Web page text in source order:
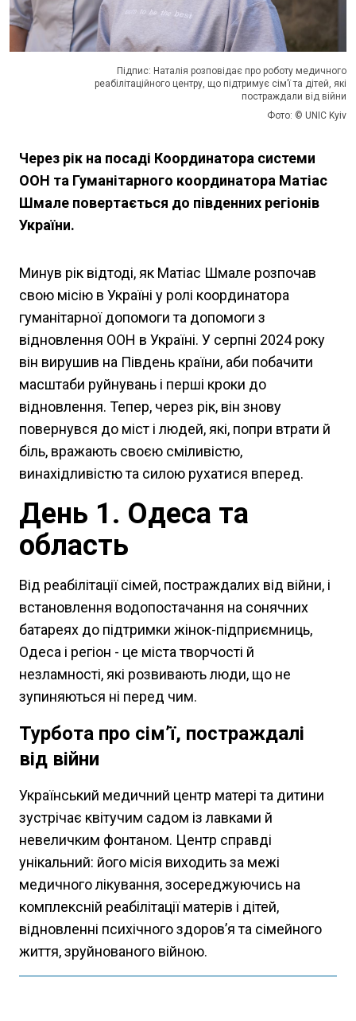
Підпис: Наталія розповідає про роботу медичного
реабілітаційного центру, що підтримує сім’ї та дітей, які
постраждали від війни
Фото: © UNIC Kyiv
Через рік на посаді Координатора системи
ООН та Гуманітарного координатора Матіас
Шмале повертається до південних регіонів
України.
Минув рік відтоді, як Матіас Шмале розпочав
свою місію в Україні у ролі координатора
гуманітарної допомоги та допомоги з
відновлення ООН в Україні. У серпні 2024 року
він вирушив на Південь країни, аби побачити
масштаби руйнувань і перші кроки до
відновлення. Тепер, через рік, він знову
повернувся до міст і людей, які, попри втрати й
біль, вражають своєю сміливістю,
винахідливістю та силою рухатися вперед.
День 1. Одеса та
область
Від реабілітації сімей, постраждалих від війни, і
встановлення водопостачання на сонячних
батареях до підтримки жінок-підприємниць,
Одеса і регіон - це міста творчості й
незламності, які розвивають люди, що не
зупиняються ні перед чим.
Турбота про сім’ї, постраждалі
від війни
Український медичний центр матері та дитини
зустрічає квітучим садом із лавками й
невеличким фонтаном. Центр справді
унікальний: його місія виходить за межі
медичного лікування, зосереджуючись на
комплексній реабілітації матерів і дітей,
відновленні психічного здоров’я та сімейного
життя, зруйнованого війною.